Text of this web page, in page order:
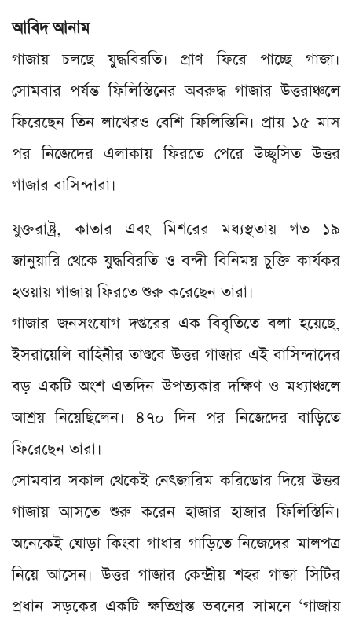
আবিদ আনাম
গাজায় চলছে যুদ্ধবিরতি। প্রাণ ফিরে পাচ্ছে গাজা।
সোমবার পর্যন্ত ফিলিস্তিনের অবরুদ্ধ গাজার উত্তরাঞ্চলে
ফিরেছেন তিন লাখেরও বেশি ফিলিস্তিনি। প্রায় ১৫ মাস
পর নিজেদের এলাকায় ফিরতে পেরে উচ্ছ্বসিত উত্তর
গাজার বাসিন্দারা।
যুক্তরাষ্ট্র, কাতার এবং মিশরের মধ্যস্থতায় গত ১৯
জানুয়ারি থেকে যুদ্ধবিরতি ও বন্দী বিনিময় চুক্তি কার্যকর
হওয়ায় গাজায় ফিরতে শুরু করেছেন তারা।
গাজার জনসংযোগ দপ্তরের এক বিবৃতিতে বলা হয়েছে,
ইসরায়েলি বাহিনীর তাণ্ডবে উত্তর গাজার এই বাসিন্দাদের
বড় একটি অংশ এতদিন উপত্যকার দক্ষিণ ও মধ্যাঞ্চলে
আশ্রয় নিয়েছিলেন। ৪৭০ দিন পর নিজেদের বাড়িতে
ফিরেছেন তারা।
সোমবার সকাল থেকেই নেৎজারিম করিডোর দিয়ে উত্তর
গাজায় আসতে শুরু করেন হাজার হাজার ফিলিস্তিনি।
অনেকেই ঘোড়া কিংবা গাধার গাড়িতে নিজেদের মালপত্র
নিয়ে আসেন। উত্তর গাজার কেন্দ্রীয় শহর গাজা সিটির
প্রধান সড়কের একটি ক্ষতিগ্রস্ত ভবনের সামনে ‘গাজায়